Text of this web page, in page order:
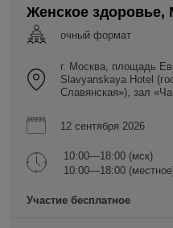
Женское здоровье,
очный формат
г. Москва, площадь
Slavyanskaya Hotel
Славянская»), зал
12 сентября 2026
10:00—18:00 (мск)
10:00—18:00
Участие бесплатное